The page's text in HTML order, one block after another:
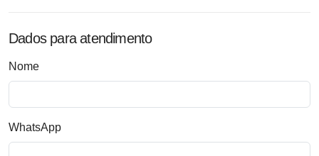
Dados para atendimento
Nome
WhatsApp